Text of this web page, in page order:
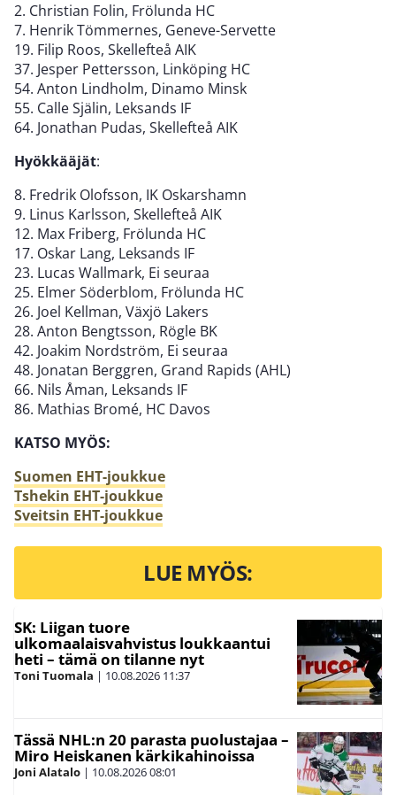
2. Christian Folin, Frölunda HC
7. Henrik Tömmernes, Geneve-Servette
19. Filip Roos, Skellefteå AIK
37. Jesper Pettersson, Linköping HC
54. Anton Lindholm, Dinamo Minsk
55. Calle Själin, Leksands IF
64. Jonathan Pudas, Skellefteå AIK
Hyökkääjät:
8. Fredrik Olofsson, IK Oskarshamn
9. Linus Karlsson, Skellefteå AIK
12. Max Friberg, Frölunda HC
17. Oskar Lang, Leksands IF
23. Lucas Wallmark, Ei seuraa
25. Elmer Söderblom, Frölunda HC
26. Joel Kellman, Växjö Lakers
28. Anton Bengtsson, Rögle BK
42. Joakim Nordström, Ei seuraa
48. Jonatan Berggren, Grand Rapids (AHL)
66. Nils Åman, Leksands IF
86. Mathias Bromé, HC Davos
KATSO MYÖS:
Suomen EHT-joukkue
Tshekin EHT-joukkue
Sveitsin EHT-joukkue
LUE MYÖS:
SK: Liigan tuore
ulkomaalaisvahvistus loukkaantui
heti – tämä on tilanne nyt
Toni Tuomala | 10.08.2026 11:37
Tässä NHL:n 20 parasta puolustajaa –
Miro Heiskanen kärkikahinoissa
Joni Alatalo | 10.08.202608:01